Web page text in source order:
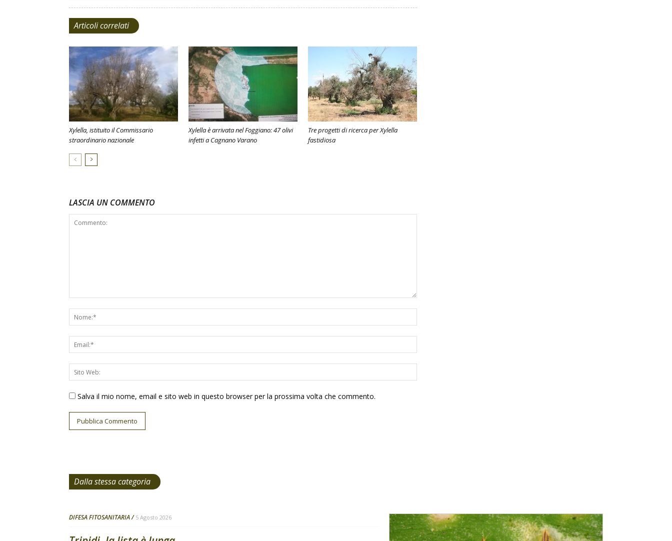
Articoli correlati
Xylella, istituito il Commissario
straordinario nazionale
Xylella è arrivata nel Foggiano: 47 olivi
infetti a Cagnano Varano
Tre progetti di ricerca per Xylella
fastidiosa
LASCIA UN COMMENTO
Salva il mio nome, email e sito web in questo browser per la prossima volta che commento.
Dalla stessa categoria
DIFESA FITOSANITARIA 5 Agosto 2026